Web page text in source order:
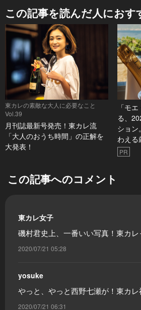
この記事を読んだ人におす
東カレの素敵な大人に必要なこと
Vol.39
月刊誌最新号発売！東カレ流
「大人のおうち時間」の正解を
大発表！
「モ
る、
ション
わえる
PR
この記事へのコメント
東カレ女子
磯村君史上、一番いい写真！東カレ
2020/07/21 05:28
yosuke
やっと、やっと西野七瀬が！東カ
2020/07/21 06:31